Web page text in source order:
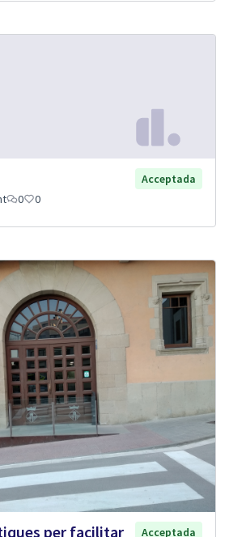
Acceptada
0 0
per facilitar
Acceptada